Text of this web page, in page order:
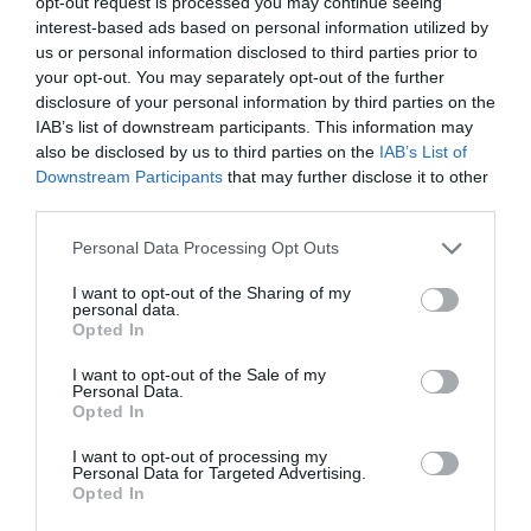
interest-based ads based on personal information utilized by
us or personal information disclosed to third parties prior to
your opt-out. You may separately opt-out of the further
disclosure of your personal information by third parties on the
IAB’s list of downstream participants. This information may
also be disclosed by us to third parties on the IAB’s List of
Downstream Participants that may further disclose it to other
Personal Data Processing Opt Outs
I want to opt-out of the Sharing of my
personal data.
Opted In
I want to opt-out of the Sale of my
Personal Data.
Opted In
I want to opt-out of processing my
Personal Data for Targeted Advertising.
Opted In
Precisamente, hablar de Policía Local es hablar de
mucho más que seguridad. Es el cuerpo policial más